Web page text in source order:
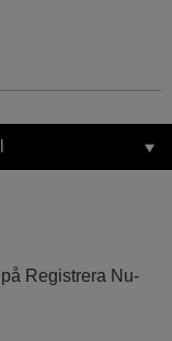
Registrera Nu-